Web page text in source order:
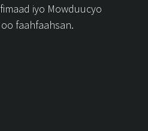
iyo Mowduucyo
faahfaahsan.